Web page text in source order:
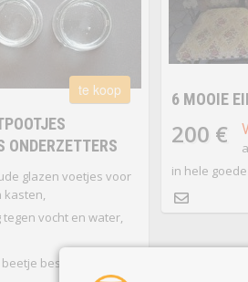
te koop
ONDERZETTERS
glazen voetjes voor
kasten,
vocht en water,
beschadigd,
6 MOOIE
200 €
in hele